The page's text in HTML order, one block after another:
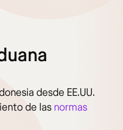
desde EE.UU.
de las normas